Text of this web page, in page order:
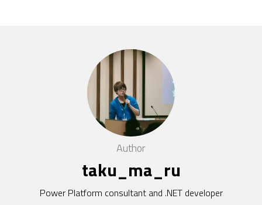
Author
taku_ma_ru
Power Platform consultant and .NET developer